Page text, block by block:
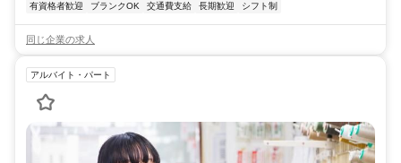
有資格者歓迎
ブランクOK 交通費支給 長期歓迎 シフト制
同じ企業の求人
アルバイト・パート